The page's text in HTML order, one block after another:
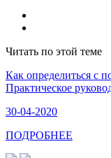
Читать по этой теме
​Как определиться с
Практическое
30-04-2020
ПОДРОБНЕЕ